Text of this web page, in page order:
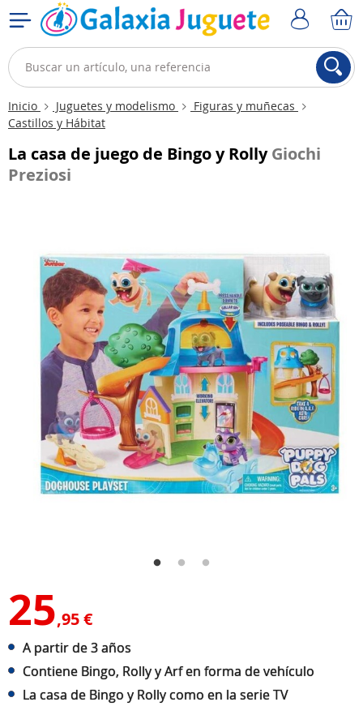
Inicio Juguetes y modelismo
Figuras y muñecas
Castillos y Hábitat
La casa de juego de Bingo y RollyGiochi
Preziosi
25,95 €
A partir de 3 años
Contiene Bingo, Rolly y Arf en forma de vehículo
La casa de Bingo y Rolly como en la serie TV